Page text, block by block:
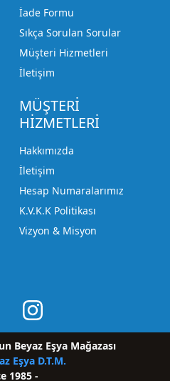
İade Formu
Sıkça Sorulan Sorular
Müşteri Hizmetleri
İletişim
MÜŞTERİ
HİZMETLERİ
Hakkımızda
İletişim
Hesap Numaralarımız
K.V.K.K Politikası
Vizyon & Misyon
Beyaz Eşya Mağazası
Eşya D.T.M.
1985 -